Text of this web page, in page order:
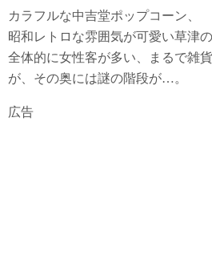
カラフルな中吉堂ポップコーン、
昭和レトロな雰囲気が可愛い草津
全体的に女性客が多い、まるで雑
が、その奥には謎の階段が…。
広告